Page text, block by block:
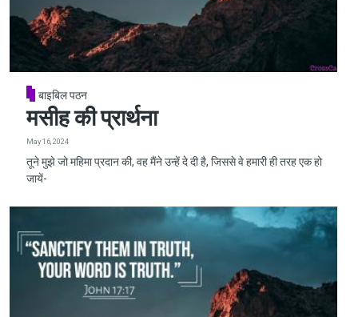
बाइबिल पठन
मसीह की प्रार्थना
May 16, 2024
तूने मुझे जो महिमा प्रदान की, वह मैंने उन्हें दे दी है, जिससे वे हमारी ही तरह एक हो
जायें-